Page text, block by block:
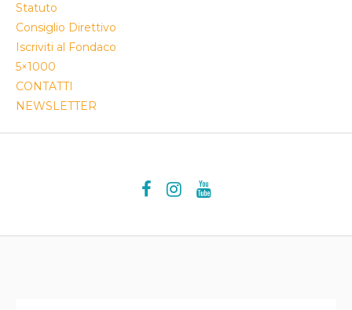
Statuto
Consiglio Direttivo
Iscriviti al Fondaco
5×1000
CONTATTI
NEWSLETTER